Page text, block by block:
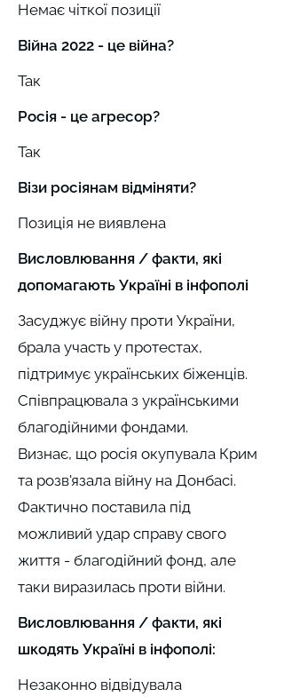
Немає чіткої позиції
Війна 2022 - це війна?
Так
Росія - це агресор?
Так
Візи росіянам відміняти?
Позиція не виявлена
Висловлювання / факти, які
допомагають Україні в інфополі
Засуджує війну проти України,
брала участь у протестах,
підтримує українських біженців.
Співпрацювала з українськими
благодійними фондами.
Визнає, що росія окупувала Крим
та розв'язала війну на Донбасі.
Фактично поставила під
можливий удар справу свого
життя - благодійний фонд, але
таки виразилась проти війни.
Висловлювання / факти, які
шкодять Україні в інфополі:
Незаконно відвідувала